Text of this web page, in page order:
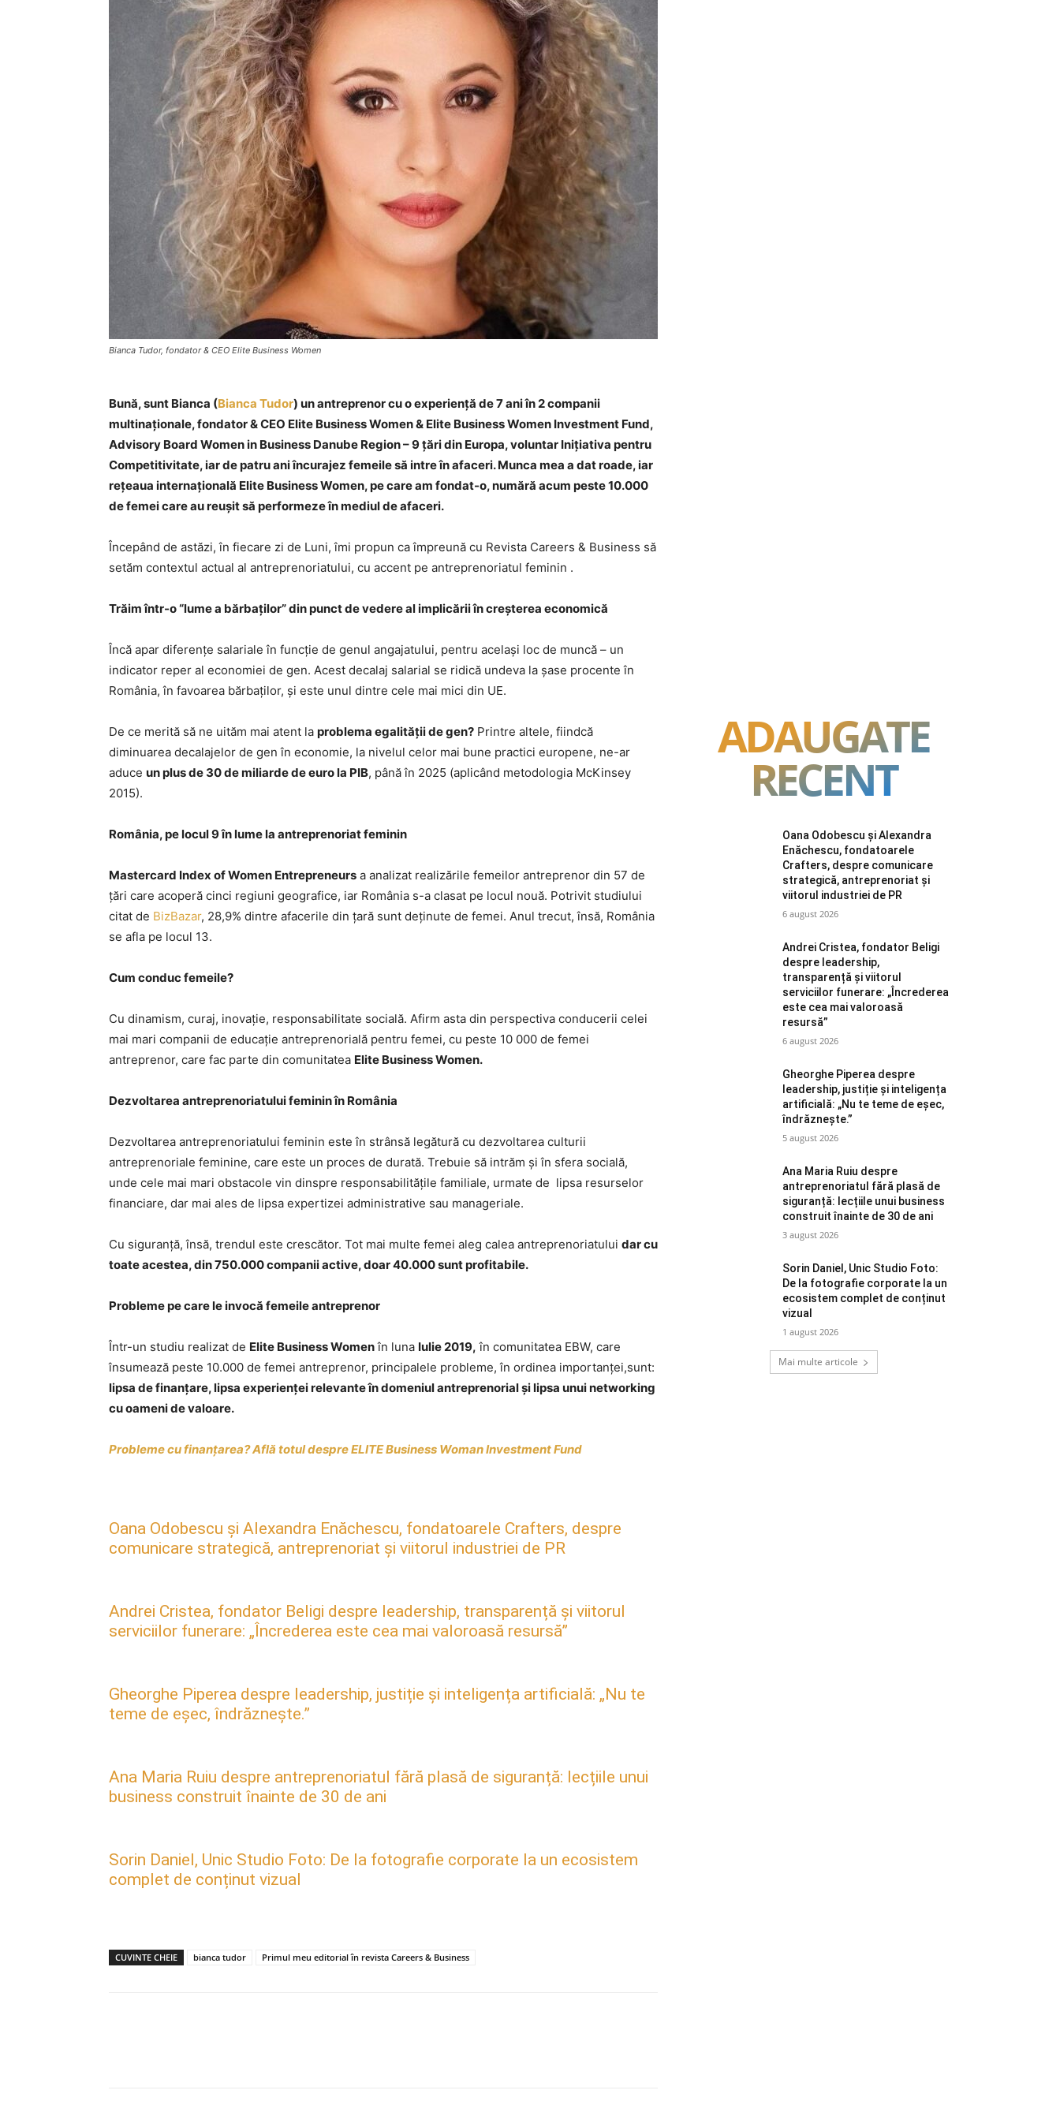
Bianca Tudor, fondator & CEO Elite Business Women
Bună, sunt Bianca (Bianca Tudor) un antreprenor cu o experiență de 7 ani în 2 companii
multinaţionale, fondator & CEO Elite Business Women & Elite Business Women Investment Fund,
Advisory Board Women in Business Danube Region – 9 țări din Europa, voluntar Inițiativa pentru
Competitivitate, iar de patru ani încurajez femeile să intre în afaceri. Munca mea a dat roade, iar
reţeaua internaţională Elite Business Women, pe care am fondat-o, numără acum peste 10.000
de femei care au reuşit să performeze în mediul de afaceri.
Începând de astăzi, în fiecare zi de Luni, îmi propun ca împreună cu Revista Careers & Business să
setăm contextul actual al antreprenoriatului, cu accent pe antreprenoriatul feminin .
Trăim într-o “lume a bărbaților” din punct de vedere al implicării în creșterea economică
Încă apar diferențe salariale în funcție de genul angajatului, pentru același loc de muncă – un
indicator reper al economiei de gen. Acest decalaj salarial se ridică undeva la șase procente în
România, în favoarea bărbaților, și este unul dintre cele mai mici din UE.
De ce merită să ne uităm mai atent la problema egalității de gen? Printre altele, fiindcă
diminuarea decalajelor de gen în economie, la nivelul celor mai bune practici europene, ne-ar
aduce un plus de 30 de miliarde de euro la PIB, până în 2025 (aplicând metodologia McKinsey
2015).
România, pe locul 9 în lume la antreprenoriat feminin
Mastercard Index of Women Entrepreneurs a analizat realizările femeilor antreprenor din 57 de
țări care acoperă cinci regiuni geografice, iar România s-a clasat pe locul nouă. Potrivit studiului
citat de BizBazar, 28,9% dintre afacerile din țară sunt deținute de femei. Anul trecut, însă, România
se afla pe locul 13.
Cum conduc femeile?
Cu dinamism, curaj, inovație, responsabilitate socială. Afirm asta din perspectiva conducerii celei
mai mari companii de educație antreprenorială pentru femei, cu peste 10 000 de femei
antreprenor, care fac parte din comunitatea Elite Business Women.
Dezvoltarea antreprenoriatului feminin în România
Dezvoltarea antreprenoriatului feminin este în strânsă legătură cu dezvoltarea culturii
antreprenoriale feminine, care este un proces de durată. Trebuie să intrăm și în sfera socială,
unde cele mai mari obstacole vin dinspre responsabilitățile familiale, urmate de lipsa resurselor
financiare, dar mai ales de lipsa expertizei administrative sau manageriale.
Cu siguranță, însă, trendul este crescător. Tot mai multe femei aleg calea antreprenoriatului dar cu
toate acestea, din 750.000 companii active, doar 40.000 sunt profitabile.
Probleme pe care le invocă femeile antreprenor
Într-un studiu realizat de Elite Business Womenîn luna Iulie 2019, în comunitatea EBW, care
însumează peste 10.000 de femei antreprenor, principalele probleme, în ordinea importanței,sunt:
lipsa de finanțare, lipsa experienței relevante în domeniul antreprenorial și lipsa unui networking
cu oameni de valoare.
Probleme cu finanțarea? Află totul despre ELITE Business Woman Investment Fund
Oana Odobescu și Alexandra Enăchescu, fondatoarele Crafters, despre
comunicare strategică, antreprenoriat și viitorul industriei de PR
Andrei Cristea, fondator Beligi despre leadership, transparență și viitorul
serviciilor funerare: „Încrederea este cea mai valoroasă resursă”
Gheorghe Piperea despre leadership, justiție și inteligența artificială: „Nu te
teme de eșec, îndrăznește.”
Ana Maria Ruiu despre antreprenoriatul fără plasă de siguranță: lecțiile unui
business construit înainte de 30 de ani
Sorin Daniel, Unic Studio Foto: De la fotografie corporate la un ecosistem
complet de conținut vizual
CUVINTE CHEIE bianca tudor Primul meu editorial în revista Careers & Business
ADAUGATE
RECENT
Oana Odobescu și Alexandra
Enăchescu, fondatoarele
Crafters, despre comunicare
strategică, antreprenoriat și
viitorul industriei de PR
6 august 2026
Andrei Cristea, fondator Beligi
despre leadership,
transparență și viitorul
serviciilor funerare: „Încrederea
este cea mai valoroasă
resursă”
6 august 2026
Gheorghe Piperea despre
leadership, justiție și inteligența
artificială: „Nu te teme de eșec,
îndrăznește.”
5 august 2026
Ana Maria Ruiu despre
antreprenoriatul fără plasă de
siguranță: lecțiile unui business
construit înainte de 30 de ani
3 august 2026
Sorin Daniel, Unic Studio Foto:
De la fotografie corporate la un
ecosistem complet de conținut
vizual
1 august 2026
Mai multe articole